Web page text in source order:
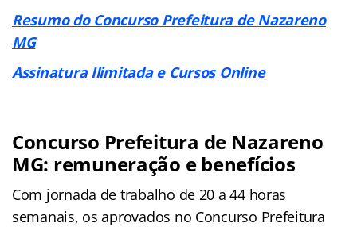
Resumo do Concurso Prefeitura de Nazareno
MG
Assinatura Ilimitada e Cursos Online
Concurso Prefeitura de Nazareno
MG: remuneração e benefícios
Com jornada de trabalho de 20 a 44 horas
semanais, os aprovados no Concurso Prefeitura